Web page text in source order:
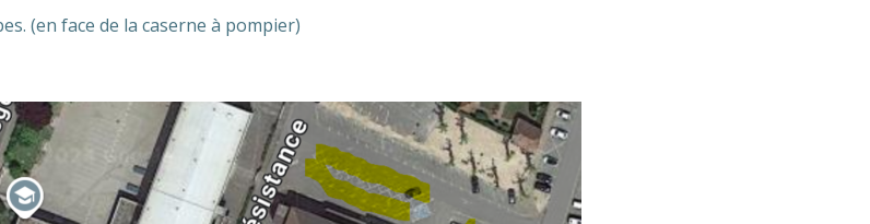
(en face de la caserne à pompier)